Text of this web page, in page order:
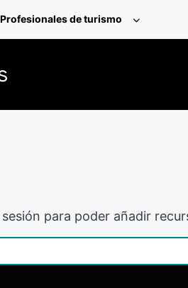
Profesionales de turismo
para poder añadir